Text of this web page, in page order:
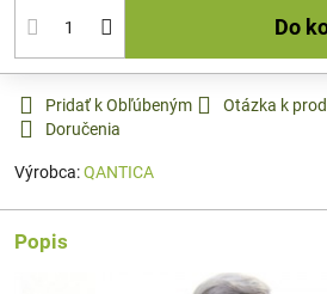
Do
Pridať k Obľúbeným Otázka k
Doručenia
Výrobca:QANTICA
Popis